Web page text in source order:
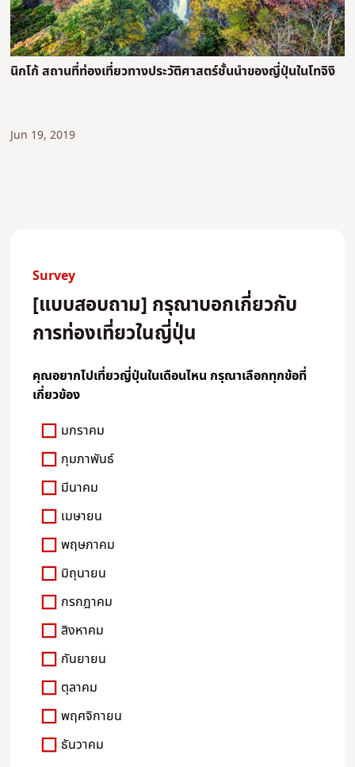
นิกโก้ สถานที่ท่องเที่ยวทางประวัติศาสตร์ชั้นนำของญี่ปุ่นในโทจิงิ
Jun 19, 2019
Survey
[แบบสอบถาม] กรุณาบอกเกี่ยวกับ
การท่องเที่ยวในญี่ปุ่น
คุณอยากไปเที่ยวญี่ปุ่นในเดือนไหน กรุณาเลือกทุกข้อที่
เกี่ยวข้อง
มกราคม
กุมภาพันธ์
มีนาคม
เมษายน
พฤษภาคม
มิถุนายน
กรกฎาคม
สิงหาคม
กันยายน
ตุลาคม
พฤศจิกายน
ธันวาคม